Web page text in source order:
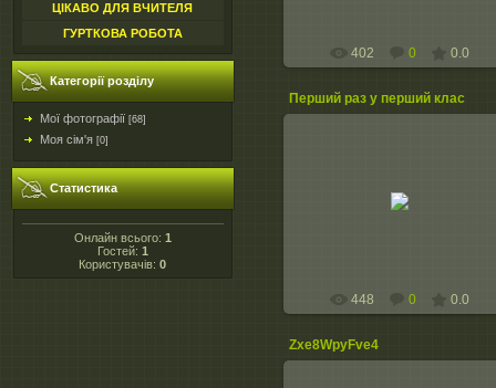
ЦІКАВО ДЛЯ ВЧИТЕЛЯ
ГУРТКОВА РОБОТА
Категорії розділу
Мої фотографії [68]
Моя сім'я [0]
Статистика
Онлайн всього: 1
Гостей: 1
Користувачів:0
402 0 0.0
Перший раз у перший клас
448 0 0.0
Zxe8WpyFve4